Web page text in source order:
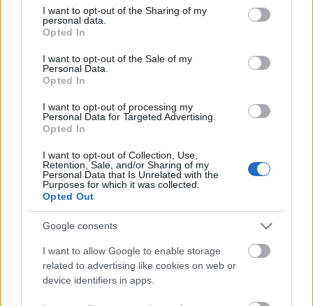
not limited to your visit or usage behaviour. You may click to
grant or deny consent to Google and its third-party tags to
use your data for below specified purposes in below Google
consent section.
I want to opt-out of the Sharing of my
personal data.
Opted In
I want to opt-out of the Sale of my
Personal Data.
Opted In
I want to opt-out of processing my
Personal Data for Targeted Advertising.
Opted In
I want to opt-out of Collection, Use,
Retention, Sale, and/or Sharing of my
Personal Data that Is Unrelated with the
Purposes for which it was collected.
Opted Out
Google consents
I want to allow Google to enable storage
related to advertising like cookies on web or
device identifiers in apps.
nagyon keményen jelen van, mind az országban,
mind a világban. Nem mondom, hogy ennek van
pálya ma, de, de nem, nem kis része az
érvényesülésnek ez a, ez a caesarság, ez a hidegség,
ez a racionalitás, ez az észemberség, ez a számítás.
R.: - A darabot szombat este mutatják be a Pesti
Színházban.
Mv.: - Önök a budapesti híradót látták. Körzeti
magazin tehát 2-kor lesz, a főváros és Pest megye
híreivel pedig legközelebb 6 óra előtt 10 perccel
várjuk Önöket. Köszönöm figyelmüket,
viszontlátásra!